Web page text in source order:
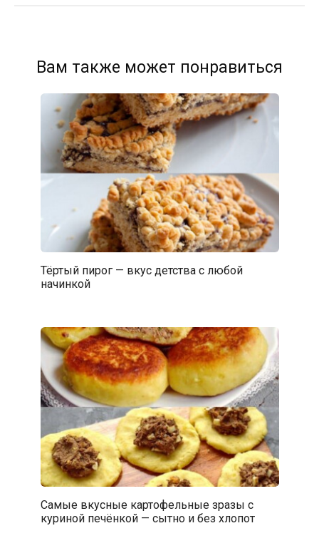
Вам также может понравиться
Тёртый пирог — вкус детства с любой
начинкой
Самые вкусные картофельные зразы с
куриной печёнкой — сытно и без хлопот